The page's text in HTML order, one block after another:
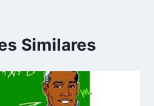
Similares